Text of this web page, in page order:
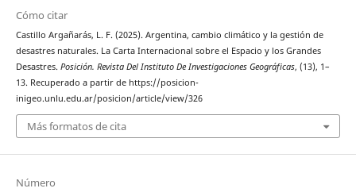
Cómo citar
Castillo Argañarás, L. F. (2025). Argentina, cambio climático y la gestión de
desastres naturales. La Carta Internacional sobre el Espacio y los Grandes
Desastres. Posición. Revista Del Instituto De Investigaciones Geográficas, (13), 1–
13. Recuperado a partir de https://posicion-
inigeo.unlu.edu.ar/posicion/article/view/326
Más formatos de cita
Número